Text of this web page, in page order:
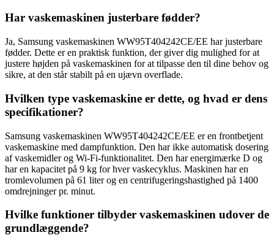
Har vaskemaskinen justerbare fødder?
Ja, Samsung vaskemaskinen WW95T404242CE/EE har justerbare
fødder. Dette er en praktisk funktion, der giver dig mulighed for at
justere højden på vaskemaskinen for at tilpasse den til dine behov og
sikre, at den står stabilt på en ujævn overflade.
Hvilken type vaskemaskine er dette, og hvad er dens
specifikationer?
Samsung vaskemaskinen WW95T404242CE/EE er en frontbetjent
vaskemaskine med dampfunktion. Den har ikke automatisk dosering
af vaskemidler og Wi-Fi-funktionalitet. Den har energimærke D og
har en kapacitet på 9 kg for hver vaskecyklus. Maskinen har en
tromlevolumen på 61 liter og en centrifugeringshastighed på 1400
omdrejninger pr. minut.
Hvilke funktioner tilbyder vaskemaskinen udover de
grundlæggende?